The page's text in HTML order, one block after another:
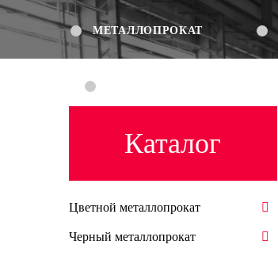
МЕТАЛЛОПРОКАТ
Каталог
Цветной металлопрокат
Черный металлопрокат